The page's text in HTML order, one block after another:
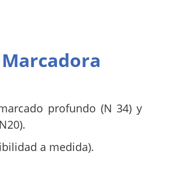
profundo (N 34) y
a medida).